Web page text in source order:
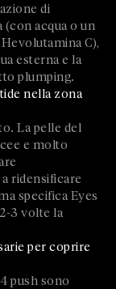
di
acqua o un
C),
esterna e la
plumping.
nella zona
La pelle del
e molto
ridensificare
specifica Eyes
3 volte la
per coprire
push sono